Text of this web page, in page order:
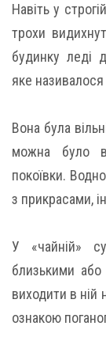
Навіть у
трохи
будинку леді
яке
Вона була
можна було
покоївки.
з прикрасами,
У «чайній»
близькими
виходити в ній
ознакою